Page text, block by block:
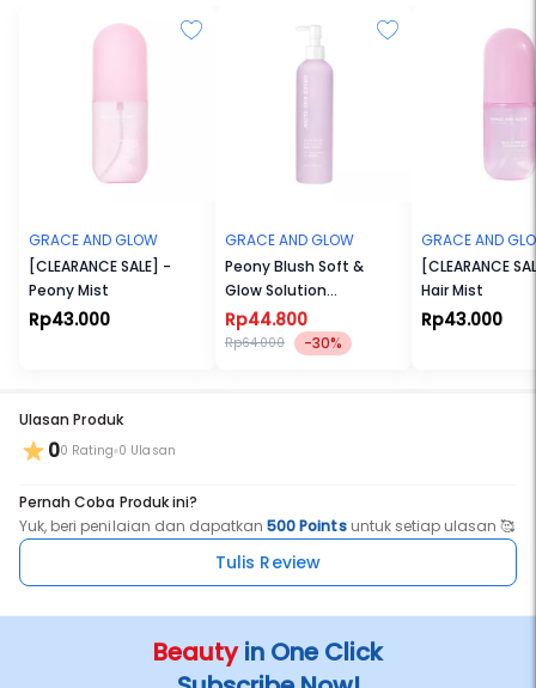
GRACE AND GLOW
[CLEARANCE SALE] -
Peony Mist
Rp43.000
GRACE AND GLOW
Peony Blush Soft &
Glow Solution
Body Serum
Rp44.800
Rp64.000 -30%
GRACE AND
[CLEARANCE
Hair Mist
Rp43.000
Ulasan Produk
00 Rating 0 Ulasan
Pernah Coba Produk ini?
Yuk, beri penilaian dan dapatkan500 Pointsuntuk setiap ulasan 🥰
Tulis Review
Beautyin One Click